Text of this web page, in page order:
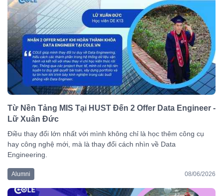
Từ Nền Tảng MIS Tại HUST Đến 2 Offer Data Engineer -
Lữ Xuân Đức
Điều thay đổi lớn nhất với mình không chỉ là học thêm công cụ
hay công nghệ mới, mà là thay đổi cách nhìn về Data
Engineering.
Alumni 08/06/2026